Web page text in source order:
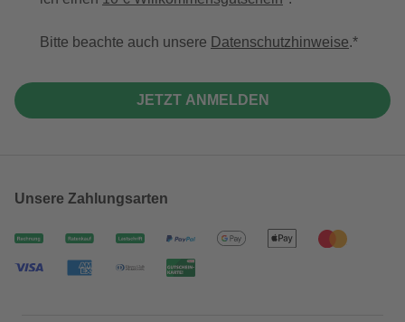
Bitte beachte auch unsere Datenschutzhinweise.
JETZT ANMELDEN
Unsere Zahlungsarten